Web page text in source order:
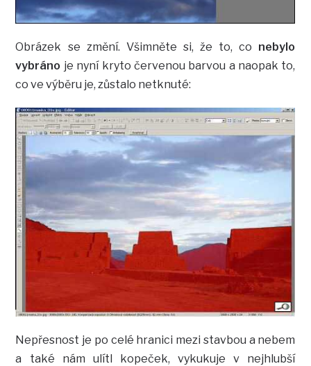
Obrázek se změní. Všimněte si, že to, co nebylo
vybráno je nyní kryto červenou barvou a naopak to,
co ve výběru je, zůstalo netknuté:
Nepřesnost je po celé hranici mezi stavbou a nebem
a také nám ulítl kopeček, vykukuje v nejhlubší